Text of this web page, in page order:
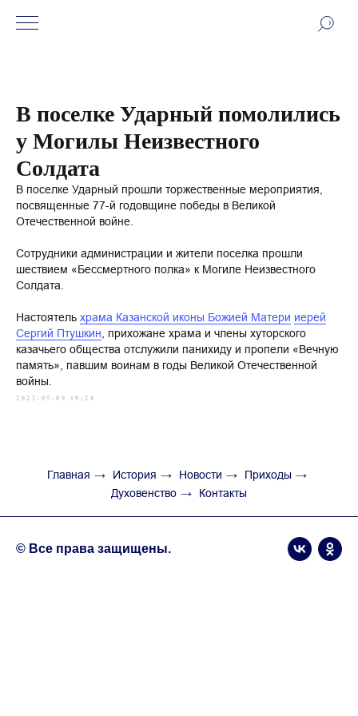
В поселке Ударный помолились
у Могилы Неизвестного
Солдата
В поселке Ударный прошли торжественные мероприятия,
посвященные 77-й годовщине победы в Великой
Отечественной войне.
Сотрудники администрации и жители поселка прошли
шествием «Бессмертного полка» к Могиле Неизвестного
Солдата.
Настоятель храма Казанской иконы Божией Матери иерей
Сергий Птушкин , прихожане храма и члены хуторского
казачьего общества отслужили панихиду и пропели «Вечную
память», павшим воинам в годы Великой Отечественной
войны.
2022-05-09 19:28
Главная → История → Новости → Приходы →
Духовенство → Контакты
© Все права защищены.